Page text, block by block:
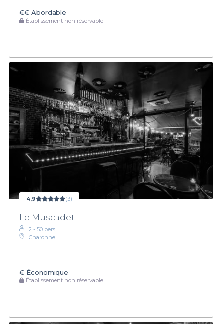
€€ Abordable
Établissement non réservable
4,9 (3)
Le Muscadet
2 - 50 pers.
Charonne
€ Économique
Établissement non réservable